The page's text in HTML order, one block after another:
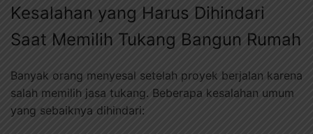
Kesalahan yang Harus Dihindari
Saat Memilih Tukang Bangun Rumah
Banyak orang menyesal setelah proyek berjalan karena
salah memilih jasa tukang. Beberapa kesalahan umum
yang sebaiknya dihindari: